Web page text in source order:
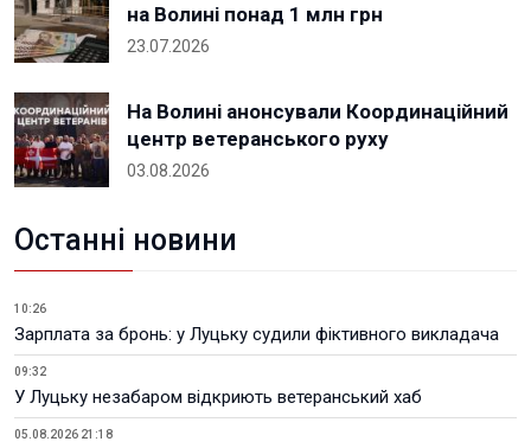
на Волині понад 1 млн грн
23.07.2026
На Волині анонсували Координаційний
центр ветеранського руху
03.08.2026
Останні новини
10:26
Зарплата за бронь: у Луцьку судили фіктивного викладача
09:32
У Луцьку незабаром відкриють ветеранський хаб
05.08.2026 21:18